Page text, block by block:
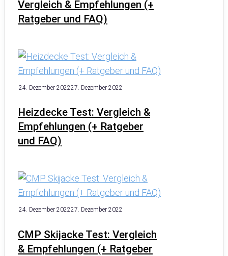
Vergleich & Empfehlungen (+
Ratgeber und FAQ)
Heizdecke Test: Vergleich &
Empfehlungen (+ Ratgeber
und FAQ)
24. Dezember 202227. Dezember 2022
CMP Skijacke Test: Vergleich
& Empfehlungen (+ Ratgeber
24. Dezember 202227. Dezember 2022